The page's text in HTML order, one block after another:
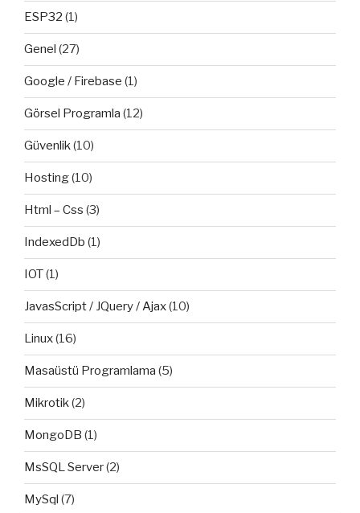
ESP32 (1)
Genel (27)
Google / Firebase (1)
Görsel Programla (12)
Güvenlik(10)
Hosting(10)
Html – Css (3)
IndexedDb (1)
IOT(1)
JavasScript / JQuery / Ajax(10)
Linux(16)
Masaüstü Programlama (5)
Mikrotik(2)
MongoDB (1)
MsSQL Server(2)
MySql (7)